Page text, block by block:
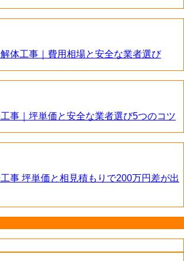
体工事｜費用相場と安全な業者選び
事｜坪単価と安全な業者選び5つのコツ
事 坪単価と相見積もりで200万円差が出